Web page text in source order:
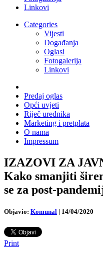
Linkovi
Categories
Vijesti
Događanja
Oglasi
Fotogalerija
Linkovi
Predaj oglas
Opći uvjeti
Riječ urednika
Marketing i pretplata
O nama
Impressum
IZAZOVI ZA
Kako smanjiti
se za post-
Objavio: Komunal | 14/04/2020
Print